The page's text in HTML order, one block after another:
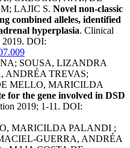
LAJIC S. Novel non-classic
combined alleles, identified
hyperplasia. Clinical
2019. DOI:
SOUSA, LIZANDRA
ANDRÉA TREVAS;
MELLO, MARICILDA
for the gene involved in DSD
2019; 1-11. DOI:
MARICILDA PALANDI ;
GUERRA, ANDRÉA